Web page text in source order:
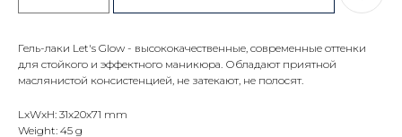
Гель-лаки Let's Glow - высококачественные, современные оттенки
для стойкого и эффектного маникюра. Обладают приятной
маслянистой консистенцией, не затекают, не полосят.
LxWxH: 31x20x71 mm
Weight: 45 g